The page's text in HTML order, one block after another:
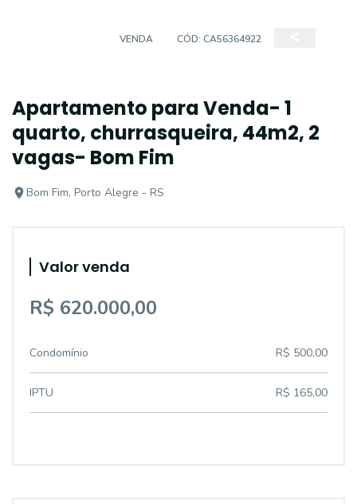
VENDA CÓD: CA56364922
Apartamento para Venda- 1
quarto, churrasqueira, 44m2, 2
vagas- Bom Fim
Bom Fim, Porto Alegre - RS
Valor venda
R$ 620.000,00
Condomínio R$ 500,00
IPTU R$ 165,00